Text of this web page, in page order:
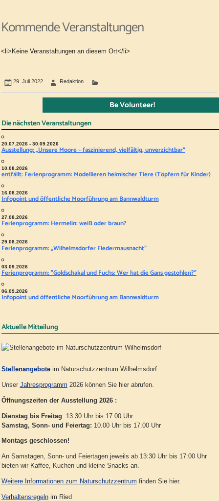
Kommende Veranstaltungen
<li>Keine Veranstaltungen an diesem Ort</li>
29. Juli 2022 Redaktion
Be Volunteer!
Die nächsten Veranstaltungen
20.07.2026 - 30.09.2026
Ausstellung: „Unsere Moore – faszinierend, vielfältig, unverzichtbar“
10.08.2026
entfällt: Ferienprogramm: Modellieren heimischer Tiere (Töpfern für Kinder)
16.08.2026
Infopoint und öffentliche Moorführung am Bannwaldturm
27.08.2026
Ferienprogramm: Hermelin: weiß oder braun?
29.08.2026
Ferienprogramm: „Wilhelmsdorfer Fledermausnacht"
03.09.2026
Ferienprogramm: "Goldschakal und Fuchs: Wer hat die Gans gestohlen?"
06.09.2026
Infopoint und öffentliche Moorführung am Bannwaldturm
Aktuelle Mitteilung
Stellenangeboteim Naturschutzzentrum Wilhelmsdorf
Unser Jahresprogramm 2026 können Sie hier abrufen.
Öffnungszeiten der Ausstellung 2026 :
Dienstag bis Freitag: 13.30 Uhr bis 17.00 Uhr
Samstag, Sonn- und Feiertag: 10.00 Uhr bis 17.00 Uhr
Montags geschlossen!
An Samstagen, Sonn- und Feiertagen jeweils ab 13:30 Uhr bis 17:00 Uhr
bieten wir Kaffee, Kuchen und kleine Snacks an.
Weitere Informationen zum Naturschutzzentrum finden Sie hier.
Verhaltensregelnim Ried